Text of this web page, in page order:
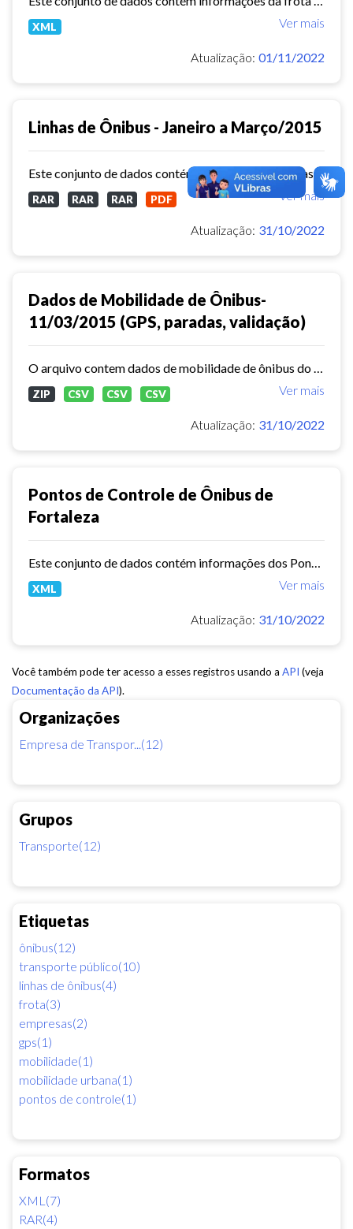
Organizações
Empresa de Transpor...(12)
Grupos
Transporte(12)
Etiquetas
ônibus(12)
transporte público(10)
linhas de ônibus(4)
frota(3)
empresas(2)
gps(1)
mobilidade(1)
mobilidade urbana(1)
pontos de controle(1)
Formatos
XML(7)
RAR(4)
Ver mais
XML
Atualização: 01/11/2022
Linhas de Ônibus - Janeiro a Março/2015
Este conjunto de dados contém informações sobre as linhas da rede urbana de ônibus do município de Fortaleza no ano de 2015.
Ver mais
RAR RAR RAR PDF
Atualização: 31/10/2022
Dados de Mobilidade de Ônibus-
11/03/2015 (GPS, paradas, validação)
Ver mais
ZIP CSV CSV CSV
Atualização: 31/10/2022
Pontos de Controle de Ônibus de
Fortaleza
Ver mais
XML
Atualização: 31/10/2022
Você também pode ter acesso a esses registros usando a API (veja
Documentação da API).